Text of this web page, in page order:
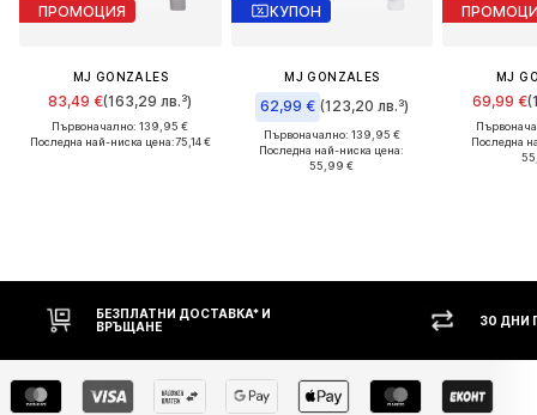
ПРОМОЦИЯ
MJ GONZALES
83,49 €(163,29 лв.³)
Първоначално: 139,95 €
Последна най-ниска цена:75,14 €
КУПОН
MJ GONZALES
62,99 € (123,20 лв.³)
Първоначално: 139,95 €
Последна най-ниска цена:
55,99 €
MJ
69,99 €
Последна
БЕЗПЛАТНИ ДОСТАВКА* И
ВРЪЩАНЕ
30 ДНИ ПРАВО